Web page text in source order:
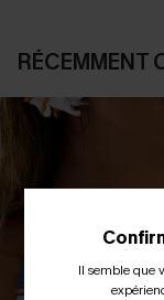
RÉCEMMENT
Il semble que